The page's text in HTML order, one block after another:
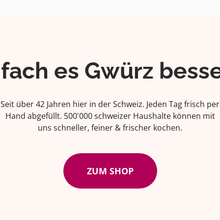
es Gwürz
Seit über 42 Jahren hier in der Schweiz. Jeden Tag frisch per
Hand abgefüllt. 500'000 schweizer Haushalte können mit
uns schneller, feiner & frischer kochen.
ZUM SHOP